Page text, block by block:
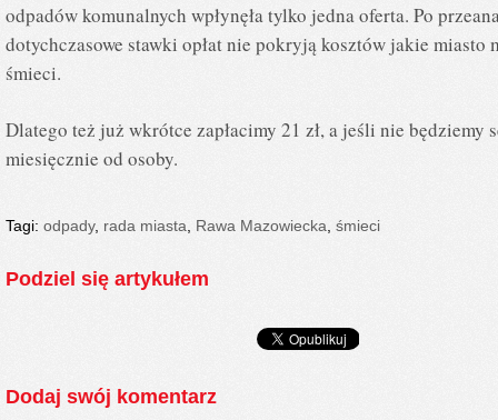
odpadów komunalnych wpłynęła tylko jedna oferta. Po
dotychczasowe stawki opłat nie pokryją kosztów jakie
śmieci.
Dlatego też już wkrótce zapłacimy 21 zł, a jeśli nie będziemy
miesięcznie od osoby.
Tagi: odpady, rada miasta Rawa Mazowiecka śmieci
Podziel się artykułem
Dodaj swój komentarz